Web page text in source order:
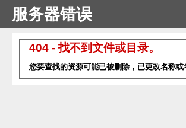
服务器错误
404 - 找不到文件或目录。
您要查找的资源可能已被删除，已更改名称或